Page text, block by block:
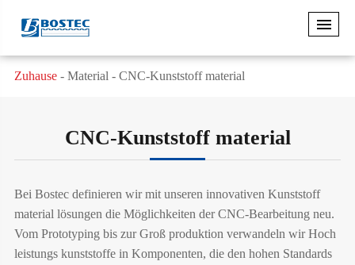
Zuhause Material CNC-Kunststoff material
CNC-Kunststoff material
Bei Bostec definieren wir mit unseren innovativen Kunststoff
material lösungen die Möglichkeiten der CNC-Bearbeitung neu.
Vom Prototyping bis zur Groß produktion verwandeln wir Hoch
leistungs kunststoffe in Komponenten, die den hohen Standards